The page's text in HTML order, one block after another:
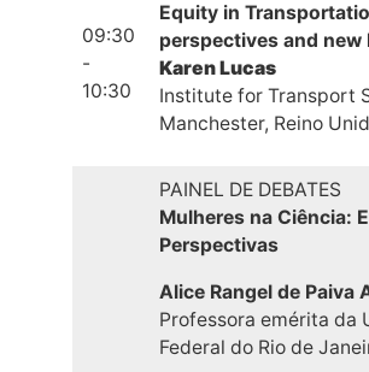
09:30
-
10:30
Equity in
perspectives and new
Karen Lucas
Institute for Transport
Manchester, Reino
PAINEL DE DEBATES
Mulheres na Ciência:
Perspectivas
Alice Rangel de Paiva
Professora emérita da
Federal do Rio de